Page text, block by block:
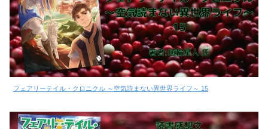
フェアリーテイル・クロニクル ～空気読まない異世界ライフ～ 15